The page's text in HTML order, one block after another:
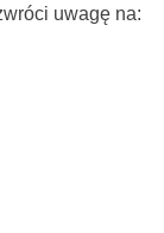
uwagę na: